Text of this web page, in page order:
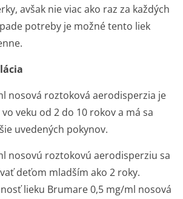
avšak nie viac ako raz za každých
potreby je možné tento liek
nosová roztoková aerodisperzia je
veku od 2 do 10 rokov a má sa
uvedených pokynov.
nosovú roztokovú aerodisperziu sa
deťom mladším ako 2 roky.
lieku Brumare 0,5 mg/ml nosová